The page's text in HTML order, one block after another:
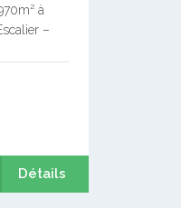
à
–
–
Détails